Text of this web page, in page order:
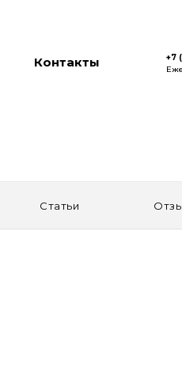
+7
Контакты
Статьи